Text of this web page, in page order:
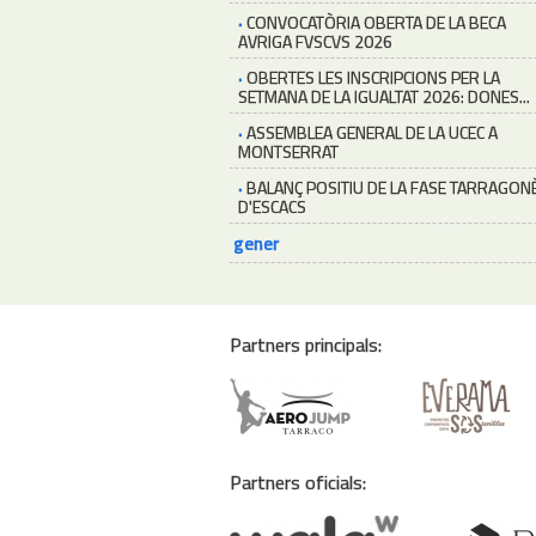
·CONVOCATÒRIA OBERTA DE LA BECA
AVRIGA FVSCVS 2026
·OBERTES LES INSCRIPCIONS PER LA
SETMANA DE LA IGUALTAT 2026: DONES...
·ASSEMBLEA GENERAL DE LA UCEC A
MONTSERRAT
·BALANÇ POSITIU DE LA FASE
D'ESCACS
gener
Partners principals:
Partners oficials: